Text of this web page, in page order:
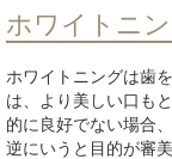
ホワイトニ
ホワイトニングは歯
は、より美しい口も
的に良好でない場合
逆にいうと目的が審